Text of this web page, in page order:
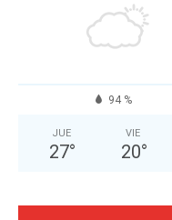
94 %
JUE
27°
VIE
20°